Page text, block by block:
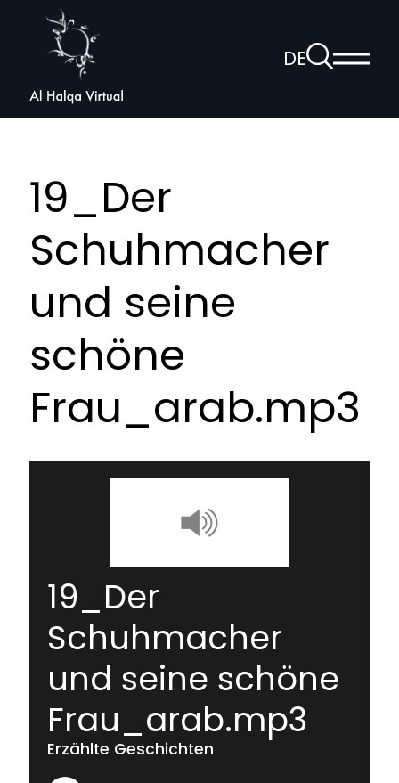
Halqa
DEZur
Suchseite
19_Der
Schuhmacher
und seine
schöne
Frau_arab.mp3
19_Der
Schuhmacher
und seine schöne
Frau_arab.mp3
Erzählte Geschichten